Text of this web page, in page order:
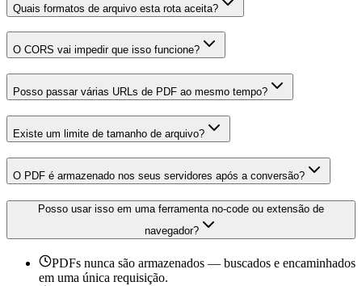
Quais formatos de arquivo esta rota aceita?
O CORS vai impedir que isso funcione?
Posso passar várias URLs de PDF ao mesmo tempo?
Existe um limite de tamanho de arquivo?
O PDF é armazenado nos seus servidores após a conversão?
Posso usar isso em uma ferramenta no-code ou extensão de
navegador?
PDFs nunca são armazenados — buscados e encaminhados
em uma única requisição.